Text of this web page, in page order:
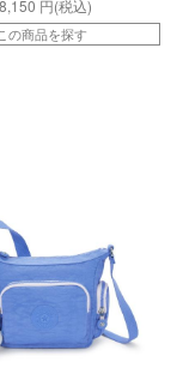
円(税込)
の商品を探す